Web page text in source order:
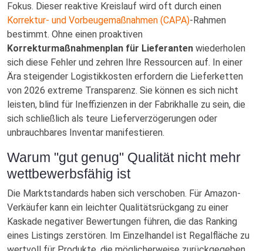
Fokus. Dieser reaktive Kreislauf wird oft durch einen
Korrektur- und Vorbeugemaßnahmen (CAPA)-Rahmen
bestimmt. Ohne einen proaktiven
Korrekturmaßnahmenplan für Lieferanten wiederholen
sich diese Fehler und zehren Ihre Ressourcen auf. In einer
Ära steigender Logistikkosten erfordern die Lieferketten
von 2026 extreme Transparenz. Sie können es sich nicht
leisten, blind für Ineffizienzen in der Fabrikhalle zu sein, die
sich schließlich als teure Lieferverzögerungen oder
unbrauchbares Inventar manifestieren.
Warum "gut genug" Qualität nicht mehr
wettbewerbsfähig ist
Die Marktstandards haben sich verschoben. Für Amazon-
Verkäufer kann ein leichter Qualitätsrückgang zu einer
Kaskade negativer Bewertungen führen, die das Ranking
eines Listings zerstören. Im Einzelhandel ist Regalfläche zu